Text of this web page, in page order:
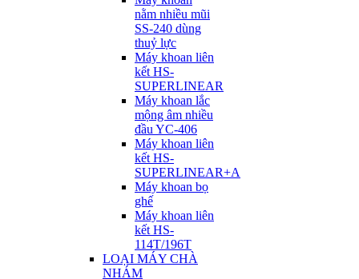
nằm nhiều mũi
SS-240 dùng
thuỷ lực
Máy khoan liên
kết HS-
SUPERLINEAR
Máy khoan lắc
mộng âm nhiều
đầu YC-406
Máy khoan liên
kết HS-
SUPERLINEAR+A
Máy khoan bọ
ghế
Máy khoan liên
kết HS-
114T/196T
LOẠI MÁY CHÀ
NHÁM